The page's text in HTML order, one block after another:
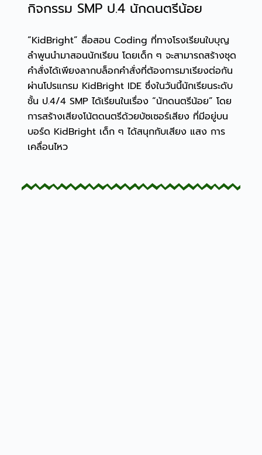
กิจกรรม SMP ป.4 นักดนตรีน้อย
“KidBright” สื่อสอน Coding ที่ทางโรงเรียนใบบุญ
ลำพูนนำมาสอนนักเรียน โดยเด็ก ๆ จะสามารถสร้างชุด
คำสั่งได้เพียงลากบล็อกคำสั่งที่ต้องการมาเรียงต่อกัน
ผ่านโปรแกรม KidBright IDE ซึ่งในวันนี้นักเรียนระดับ
ชั้น ป.4/4 SMP ได้เรียนในเรื่อง “นักดนตรีน้อย” โดย
การสร้างเสียงโน้ตดนตรีด้วยบัซเซอร์เสียง ที่มีอยู่บน
บอร์ด KidBright เด็ก ๆ ได้สนุกกับเสียง แสง การ
เคลื่อนไหว